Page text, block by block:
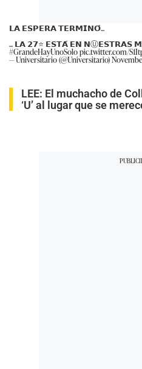
𝗟𝗔 𝗘𝗦𝗣𝗘𝗥𝗔 𝗧𝗘𝗥𝗠𝗜𝗡𝗢́...
... 𝗟𝗔 𝟮𝟳⭐️ 𝗘𝗦𝗧𝗔́ 𝗘𝗡 𝗡Ⓤ𝗘𝗦𝗧𝗥𝗔𝗦
#GrandeHayUnoSolopic.twitter.com/
— Universitario (@Universitario)
LEE: El muchacho de
‘U’ al lugar que se